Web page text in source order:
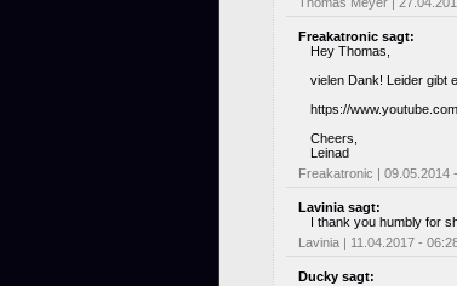
Freakatronic sagt:
Hey Thomas,
vielen Dank! Leider gibt
https://
Cheers,
Leinad
Freakatronic | 09.05.2014
Lavinia sagt:
I thank you humbly for
Lavinia | 11.04.2017 -
Ducky sagt: